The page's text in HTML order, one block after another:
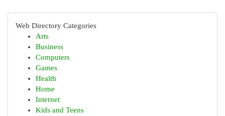
Web Directory Categories
Arts
Business
Computers
Games
Health
Home
Internet
Kids and Teens